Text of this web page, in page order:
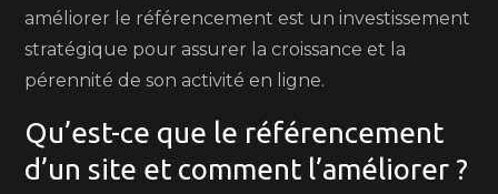
améliorer le référencement est un investissement
stratégique pour assurer la croissance et la
pérennité de son activité en ligne.
Qu’est-ce que le référencement
d’un site et comment l’améliorer ?